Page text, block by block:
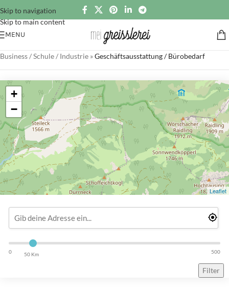
Skip to navigation
Skip to main content
MENU
Business / Schule / Industrie »Geschäftsausstattung / Bürobedarf
+
−
Leaflet
0 50 Km 500
Filter